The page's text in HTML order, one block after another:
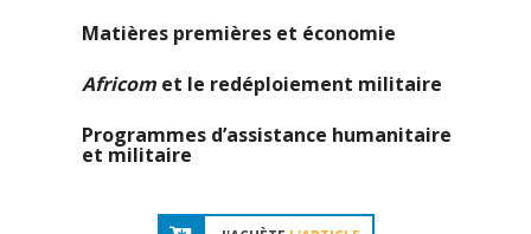
Matières premières et économie
Africom et le redéploiement militaire
Programmes d’assistance humanitaire
et militaire